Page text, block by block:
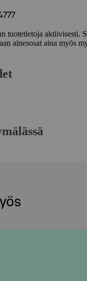
tuotetietoja aktiivisesti.
ainesosat aina myös